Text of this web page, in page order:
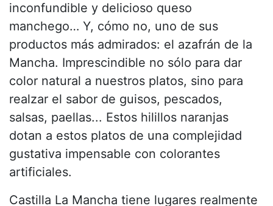
inconfundible y delicioso queso
manchego… Y, cómo no, uno de sus
productos más admirados: el azafrán de la
Mancha. Imprescindible no sólo para dar
color natural a nuestros platos, sino para
realzar el sabor de guisos, pescados,
salsas, paellas... Estos hilillos naranjas
dotan a estos platos de una complejidad
gustativa impensable con colorantes
artificiales.
Castilla La Mancha tiene lugares realmente